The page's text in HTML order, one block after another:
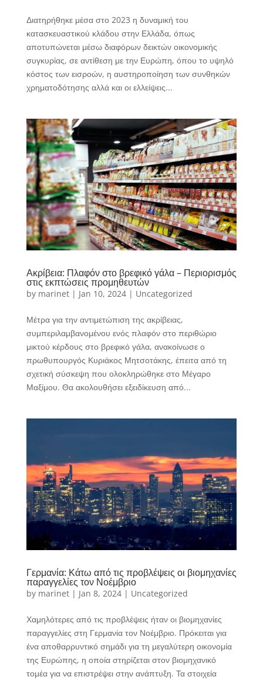
Διατηρήθηκε μέσα στο 2023 η δυναμική του
κατασκευαστικού κλάδου στην Ελλάδα, όπως
αποτυπώνεται μέσω διαφόρων δεικτών οικονομικής
συγκυρίας, σε αντίθεση με την Ευρώπη, όπου το υψηλό
κόστος των εισροών, η αυστηροποίηση των συνθηκών
χρηματοδότησης αλλά και οι ελλείψεις...
Ακρίβεια: Πλαφόν στο βρεφικό γάλα – Περιορισμός
στις εκπτώσεις προμηθευτών
by marinet| Jan 10, 2024| Uncategorized
Μέτρα για την αντιμετώπιση της ακρίβειας,
συμπεριλαμβανομένου ενός πλαφόν στο περιθώριο
μικτού κέρδους στο βρεφικό γάλα, ανακοίνωσε ο
πρωθυπουργός Κυριάκος Μητσοτάκης, έπειτα από τη
σχετική σύσκεψη που ολοκληρώθηκε στο Μέγαρο
Μαξίμου. Θα ακολουθήσει εξειδίκευση από...
Γερμανία: Κάτω από τις προβλέψεις οι βιομηχανίες
παραγγελίες τον Νοέμβριο
by marinet| Jan 8, 2024| Uncategorized
Χαμηλότερες από τις προβλέψεις ήταν οι βιομηχανίες
παραγγελίες στη Γερμανία τον Νοέμβριο. Πρόκειται για
ένα αποθαρρυντικό σημάδι για τη μεγαλύτερη οικονομία
της Ευρώπης, η οποία στηρίζεται στον βιομηχανικό
τομέα για να επιστρέψει στην ανάπτυξη. Τα στοιχεία